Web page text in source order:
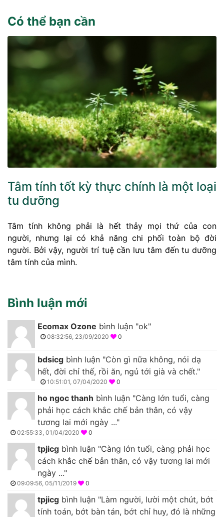
Có thể bạn cần
Tâm tính tốt kỳ thực chính là một loại
tu dưỡng
Tâm tính không phải là hết thảy mọi thứ của con
người, nhưng lại có khả năng chi phối toàn bộ đời
người. Bởi vậy, người trí tuệ cần lưu tâm đến tu dưỡng
tâm tính của mình.
Bình luận mới
Ecomax Ozone bình luận "ok"
08:32:56, 23/09/2020 0
bdsicg bình luận "Còn gì nữa không, nói dạ
hết, đời chỉ thế, rồi ăn, ngủ tới già và chết."
10:51:01, 07/04/2020 0
ho ngoc thanh bình luận "Càng lớn tuổi, càng
phải học cách khắc chế bản thân, có vậy
tương lai mới ngày ..."
02:55:33, 01/04/2020 0
tpjicg bình luận "Càng lớn tuổi, càng phải học
cách khắc chế bản thân, có vậy tương lai mới
ngày ..."
09:09:56, 05/11/2019 0
tpjicg bình luận "Làm người, lười một chút, bớt
tính toán, bớt bàn tán, bớt chỉ huy, đó là những